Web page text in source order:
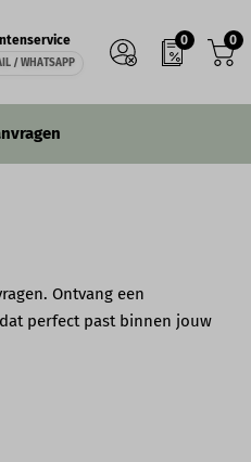
0
/ WHATSAPP
0
Ontvang een
perfect past binnen jouw